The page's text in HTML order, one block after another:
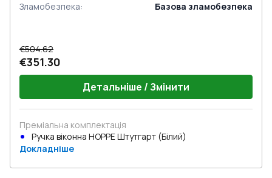
Зламобезпека: Базова зламобезпека
€504.62
€351.30
Детальніше / Змінити
Преміальна комплектація
Ручка віконна HOPPE Штутгарт (Білий)
Докладніше